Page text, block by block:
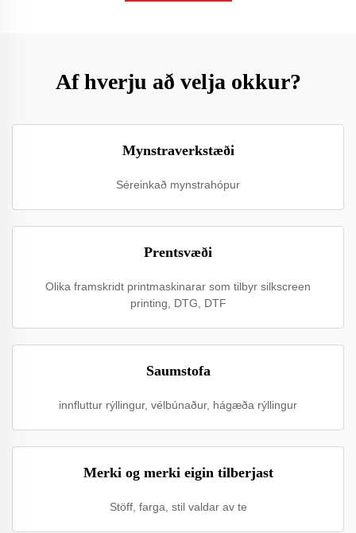
Af hverju að velja okkur?
Mynstraverkstæði
Séreinkað mynstrahópur
Prentsvæði
Olika framskridt printmaskinarar som tilbyr silkscreen
printing, DTG, DTF
Saumstofa
innfluttur rýllingur, vélbúnaður, hágæða rýllingur
Merki og merki eigin tilberjast
Stöff, farga, stil valdar av te